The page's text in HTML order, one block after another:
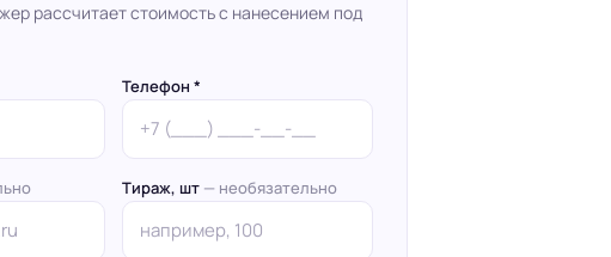
рассчитает стоимость с нанесением под
Телефон *
Тираж, шт — необязательно